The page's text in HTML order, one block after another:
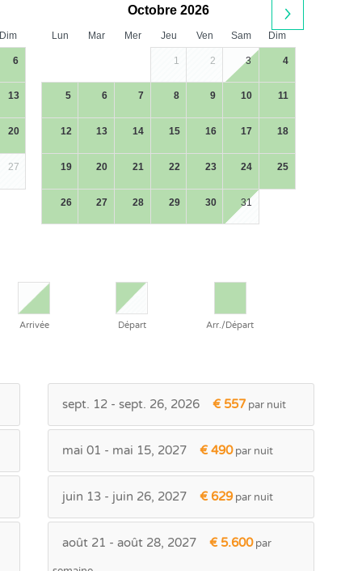
6
13
20
27
Octobre 2026
Lun Mar Mer Jeu Ven Sam Dim
1 2 3 4
5 6 7 8 9 10 11
12 13 14 15 16 17 18
19 20 21 22 23 24 25
26 27 28 29 30 31
Arrivée Départ Arr./Départ
sept. 12 - sept. 26, 2026 € 557 par nuit
mai 01 - mai 15, 2027 € 490par nuit
juin 13 - juin 26, 2027 € 629par nuit
août 21 - août 28, 2027 € 5.600par